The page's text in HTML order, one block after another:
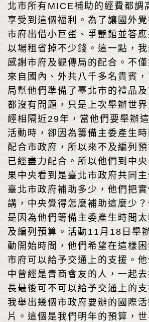
北市所有MICE補助的經費都調
享受到這個福利。為了讓國外覺
市府出借小巨蛋、爭艷館並答
以場租省掉不少錢。這一點，
感謝市府及觀傳局的配合。不
來自國內、外共八千多名貴賓
局幫他們準備了臺北市的禮品
都沒有問題，只是上次舉辦世
經相隔近29年，當他們要舉辦
活動時，卻因為籌備主委產生
配合市政府，所以來不及編列
已經盡力配合。所以他們到中
果中央看到是臺北市政府共同
臺北市政府補助多少，他們把
講，中央覺得怎麼補助這麼少
是因為他們籌備主委產生時間
及編列預算。活動11月18日舉
動開始時間，他們希望在這樣困
市府可以給予交通上的支援。
中曾經是青商會友的人，一起
長最後可不可以給予交通上的
我舉出幾個市政府要辦的國際
片。這個是我們明年的預算，